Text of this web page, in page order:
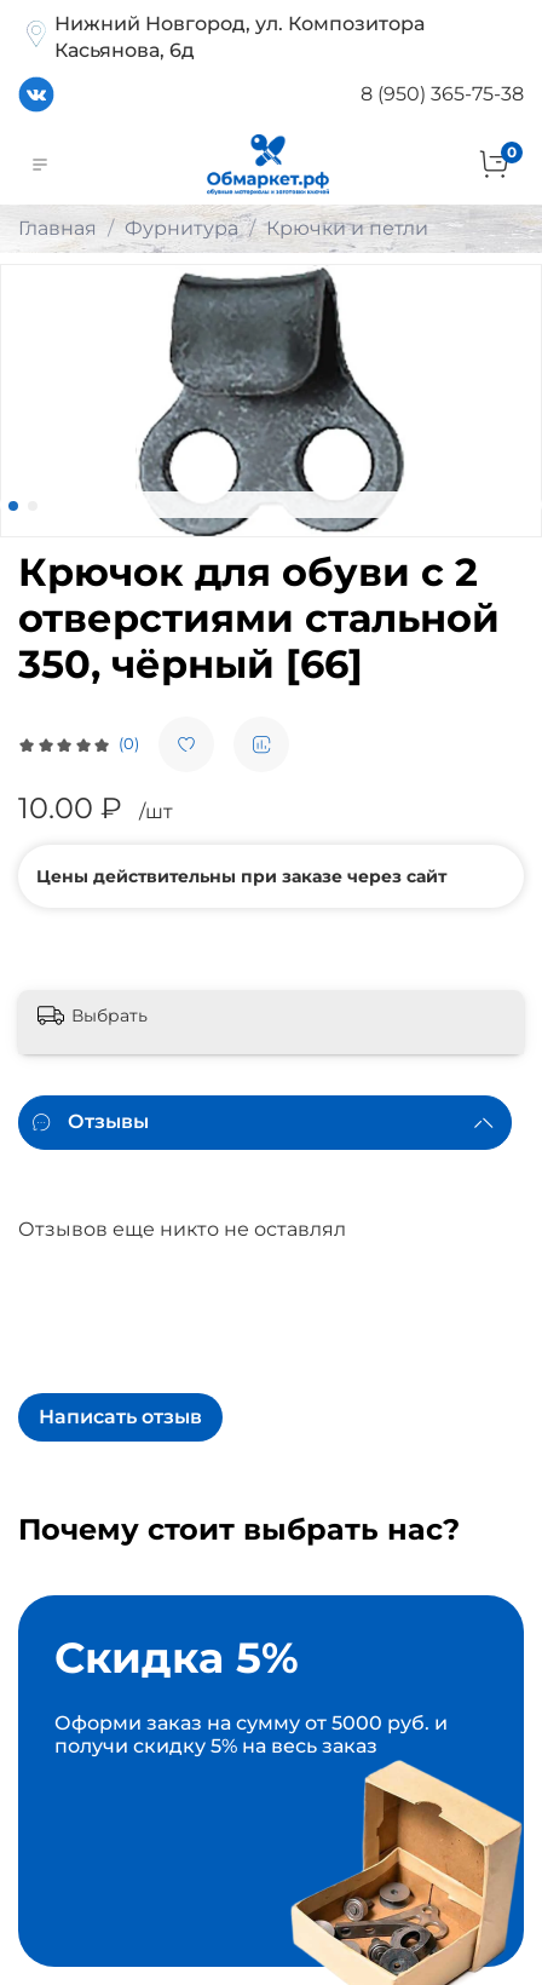
Нижний Новгород, ул. Композитора
Касьянова, 6д
8 (950) 365-75-38
0
Главная Фурнитура Крючки и петли
(0)
Крючок для обуви с 2
отверстиями стальной
350, чёрный [66]
10.00 ₽ /шт
Цены действительны при заказе через сайт
Выбрать
Отзывы
Отзывов еще никто не оставлял
Написать отзыв
Почему стоит выбрать нас?
Скидка 5%
Оформи заказ на сумму от 5000 руб. и
получи скидку 5% на весь заказ